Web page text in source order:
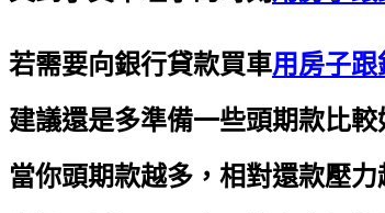
若需要向銀行貸款買車用房子跟
建議還是多準備一些頭期款比較
當你頭期款越多，相對還款壓力